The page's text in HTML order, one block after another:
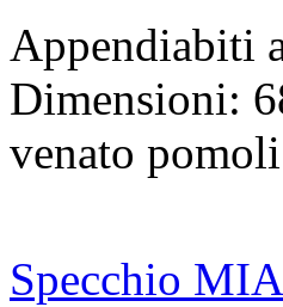
Appendiabiti
Dimensioni:
venato
Specchio